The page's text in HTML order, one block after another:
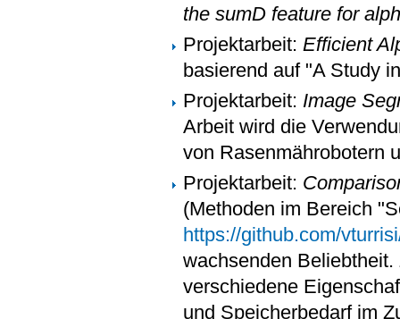
the sumD feature for
Projektarbeit: Efficient
basierend auf "A Study
Projektarbeit: Image
Arbeit wird die
von Rasenmährobotern
Projektarbeit:
(Methoden im Bereich
https://github.com/
wachsenden
verschiedene
und Speicherbedarf im